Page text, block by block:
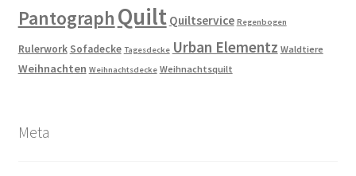
Pantograph Quilt Quiltservice Regenbogen
Rulerwork Sofadecke Tagesdecke Urban Elementz Waldtiere
Weihnachten Weihnachtsdecke Weihnachtsquilt
Meta